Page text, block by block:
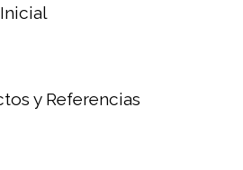
y Referencias